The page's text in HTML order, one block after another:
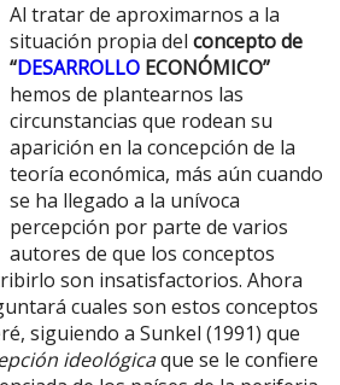
Al tratar de aproximarnos a la
situación propia del concepto de
“DESARROLLO ECONÓMICO”
hemos de plantearnos las
circunstancias que rodean su
aparición en la concepción de la
teoría económica, más aún cuando
se ha llegado a la unívoca
percepción por parte de varios
autores de que los conceptos
son insatisfactorios. Ahora
cuales son estos conceptos
siguiendo a Sunkel (1991) que
ideológicaque se le confiere